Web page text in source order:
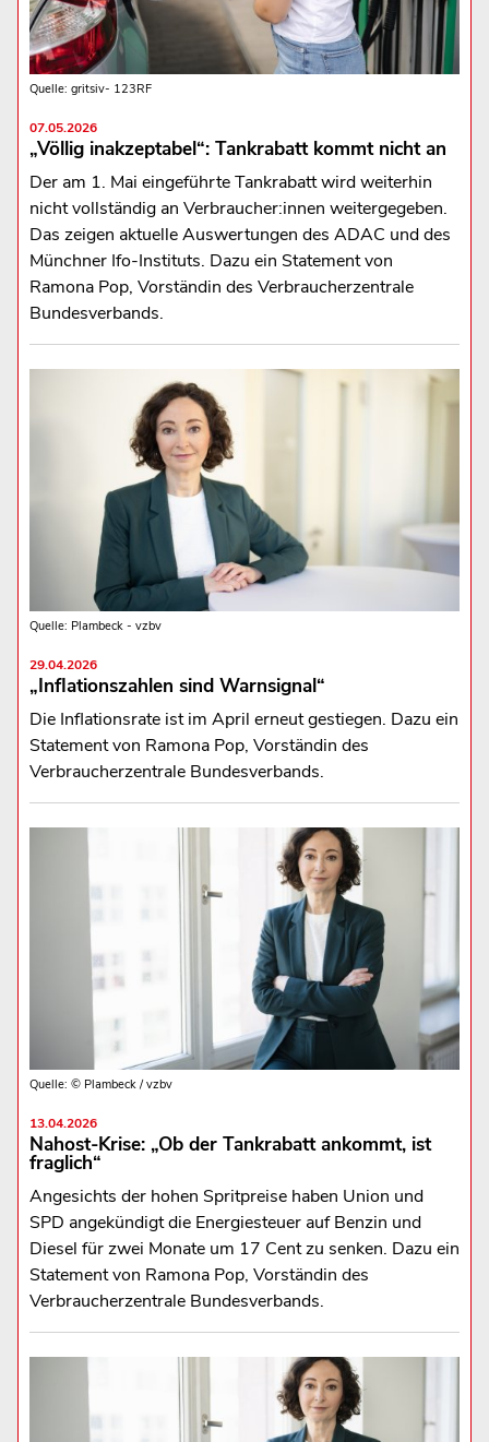
Quelle: gritsiv- 123RF
07.05.2026
„Völlig inakzeptabel“: Tankrabatt kommt nicht an
Der am 1. Mai eingeführte Tankrabatt wird weiterhin
nicht vollständig an Verbraucher:innen weitergegeben.
Das zeigen aktuelle Auswertungen des ADAC und des
Münchner Ifo-Instituts. Dazu ein Statement von
Ramona Pop, Vorständin des Verbraucherzentrale
Bundesverbands.
Quelle: Plambeck - vzbv
29.04.2026
„Inflationszahlen sind Warnsignal“
Die Inflationsrate ist im April erneut gestiegen. Dazu ein
Statement von Ramona Pop, Vorständin des
Verbraucherzentrale Bundesverbands.
Quelle: © Plambeck / vzbv
13.04.2026
Nahost-Krise: „Ob der Tankrabatt ankommt, ist
fraglich“
Angesichts der hohen Spritpreise haben Union und
SPD angekündigt die Energiesteuer auf Benzin und
Diesel für zwei Monate um 17 Cent zu senken. Dazu ein
Statement von Ramona Pop, Vorständin des
Verbraucherzentrale Bundesverbands.